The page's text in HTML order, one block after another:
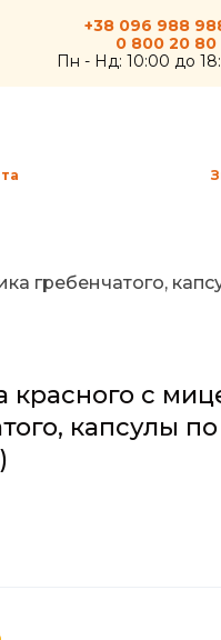
+38 096 988
0 800 2080
Пн - Hд: 10:00 до
гребенчатого,
красного с
капсулы